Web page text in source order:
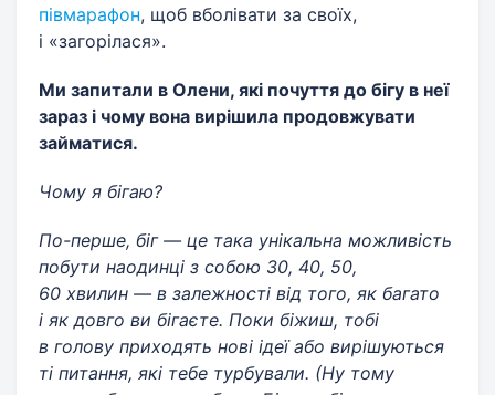
півмарафон, щоб вболівати за своїх,
і «загорілася».
Ми запитали в Олени, які почуття до бігу в неї
зараз і чому вона вирішила продовжувати
займатися.
Чому я бігаю?
По-перше, біг — це така унікальна можливість
побути наодинці з собою 30, 40, 50,
60 хвилин — в залежності від того, як багато
і як довго ви бігаєте. Поки біжиш, тобі
в голову приходять нові ідеї або вирішуються
ті питання, які тебе турбували. (Ну тому